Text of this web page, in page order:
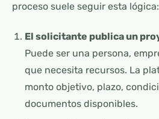
proceso suele seguir esta lógica:
El solicitante publica un
Puede ser una persona,
que necesita recursos. La
monto objetivo, plazo,
documentos disponibles.